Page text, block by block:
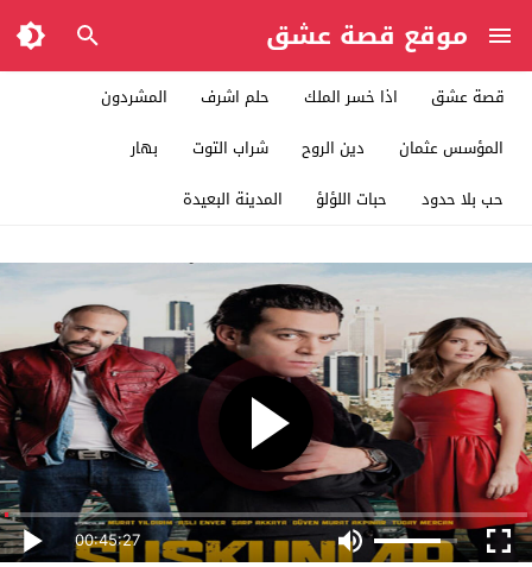
موقع قصة عشق
قصة عشق اذا خسر الملك حلم اشرف
المشردون
المؤسس عثمان
دين الروح شراب التوت
بهار
حب بلا حدود
حبات اللؤلؤ المدينة البعيدة
00:45:27